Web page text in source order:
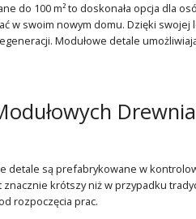
do 100 m² to doskonała opcja dla
w swoim nowym domu. Dzięki
Modułowe detale
detale są prefabrykowane w
krótszy niż w przypadku
rozpoczęcia prac.